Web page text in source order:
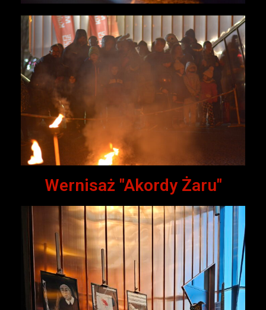
Wernisaż "Akordy Żaru"